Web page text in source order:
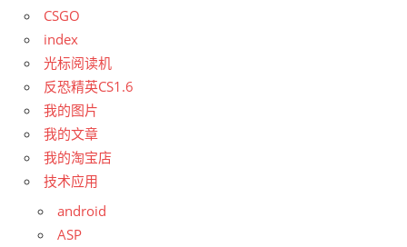
CSGO
index
光标阅读机
反恐精英CS1.6
我的图片
我的文章
我的淘宝店
技术应用
android
ASP